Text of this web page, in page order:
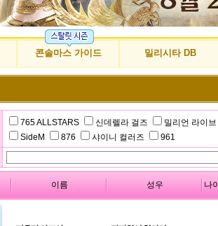
콘솔마스 가이드 밀리시타 DB
765 ALLSTARS 신데렐라 걸즈
밀리언 라이브
SideM
876 샤이니 컬러즈
961
이름 성우 나이